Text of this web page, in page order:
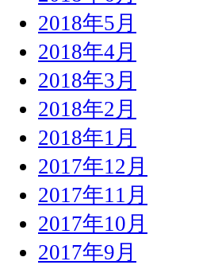
2018年5月
2018年4月
2018年3月
2018年2月
2018年1月
2017年12月
2017年11月
2017年10月
2017年9月